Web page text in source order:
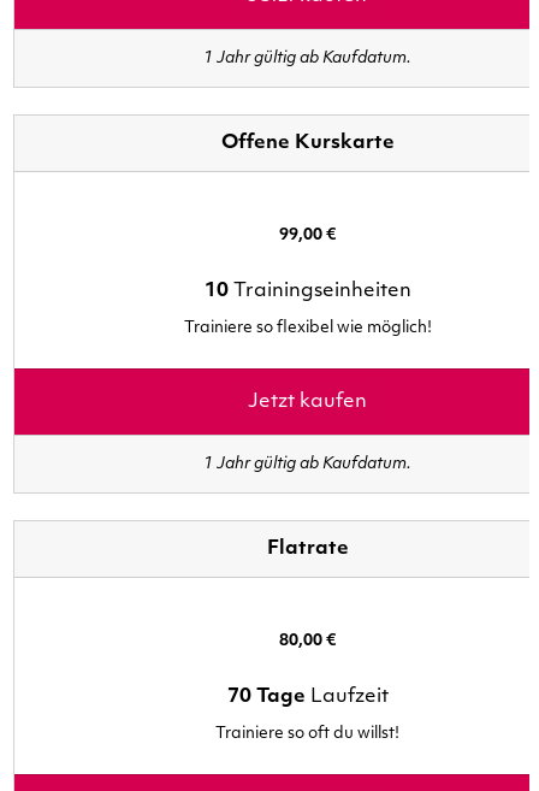
1 Jahr gültig ab Kaufdatum.
Offene Kurskarte
99,00 €
10Trainingseinheiten
Trainiere so flexibel wie möglich!
Jetzt kaufen
1 Jahr gültig ab Kaufdatum.
Flatrate
80,00 €
70 Tage Laufzeit
Trainiere so oft du willst!